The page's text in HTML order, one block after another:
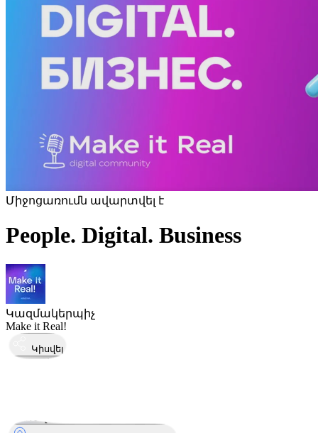
Միջոցառումն ավարտվել է
People. Digital. Business
Կազմակերպիչ
Make it Real!
Կիսվել
Կայացել է